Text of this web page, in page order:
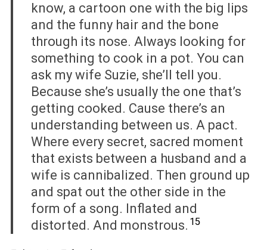
know, a cartoon one with the big lips
and the funny hair and the bone
through its nose. Always looking for
something to cook in a pot. You can
ask my wife Suzie, she’ll tell you.
Because she’s usually the one that’s
getting cooked. Cause there’s an
understanding between us. A pact.
Where every secret, sacred moment
that exists between a husband and a
wife is cannibalized. Then ground up
and spat out the other side in the
form of a song. Inflated and
distorted. And monstrous. 15